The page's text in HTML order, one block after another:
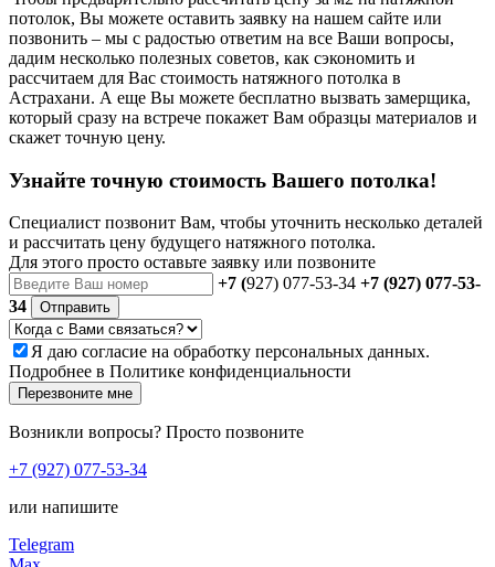
потолок, Вы можете оставить заявку на нашем сайте или
позвонить – мы с радостью ответим на все Ваши вопросы,
дадим несколько полезных советов, как сэкономить и
рассчитаем для Вас стоимость натяжного потолка в
Астрахани. А еще Вы можете бесплатно вызвать замерщика,
который сразу на встрече покажет Вам образцы материалов и
скажет точную цену.
Узнайте точную стоимость Вашего потолка!
Специалист позвонит Вам, чтобы уточнить несколько деталей
и рассчитать цену будущего натяжного потолка.
Для этого просто оставьте заявку или позвоните
+7 (927) 077-53-34 +7 (927) 077-53-
34
Отправить
Я даю согласие на обработку персональных данных.
Подробнее в Политике конфиденциальности
Перезвоните мне
Возникли вопросы? Просто позвоните
+7 (927) 077-53-34
или напишите
Telegram